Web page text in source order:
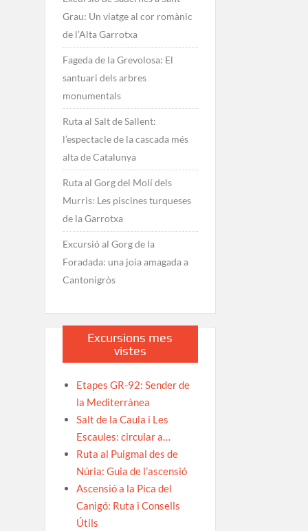
Grau: Un viatge al cor romànic
de l’Alta Garrotxa
Fageda de la Grevolosa: El
santuari dels arbres
monumentals
Ruta al Salt de Sallent:
l’espectacle de la cascada més
alta de Catalunya
Ruta al Gorg del Molí dels
Murris: Les piscines turqueses
de la Garrotxa
Excursió al Gorg de la
Foradada: una joia amagada a
Cantonigròs
Excursions mes
vistes
Etapes GR-92: Sender de
la Mediterrànea
Salt de la Caula i Les
Escaules: circular a…
Ruta al Puigmal des de
Núria: Guia de l’ascensió
Ascensió a la Pica del
Canigó: Ruta i Consells
Útils